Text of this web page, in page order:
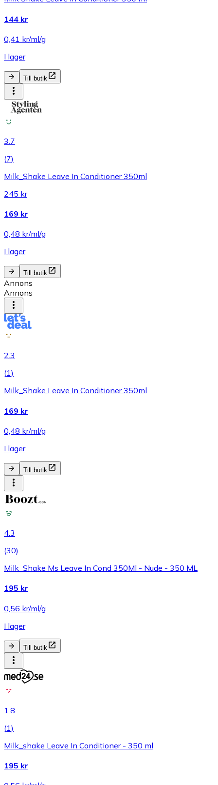
144 kr
0,41 kr/ml/g
I lager
Till butik
3.7
(7)
Milk_Shake Leave In Conditioner 350ml
245 kr
169 kr
0,48 kr/ml/g
I lager
Till butik
Annons
Annons
2.3
(1)
Milk_Shake Leave In Conditioner 350ml
169 kr
0,48 kr/ml/g
I lager
Till butik
4.3
(30)
Milk_Shake Ms Leave In Cond 350Ml - Nude - 350 ML
195 kr
0,56 kr/ml/g
I lager
Till butik
1.8
(1)
Milk_shake Leave In Conditioner - 350 ml
195 kr